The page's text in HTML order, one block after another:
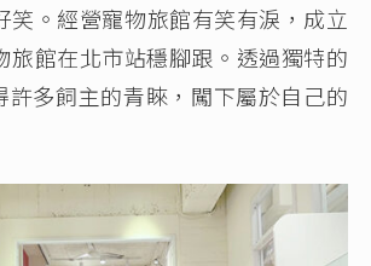
笑。經營寵物旅館有笑有淚，成立
旅館在北市站穩腳跟。透過獨特的
許多飼主的青睞，闖下屬於自己的